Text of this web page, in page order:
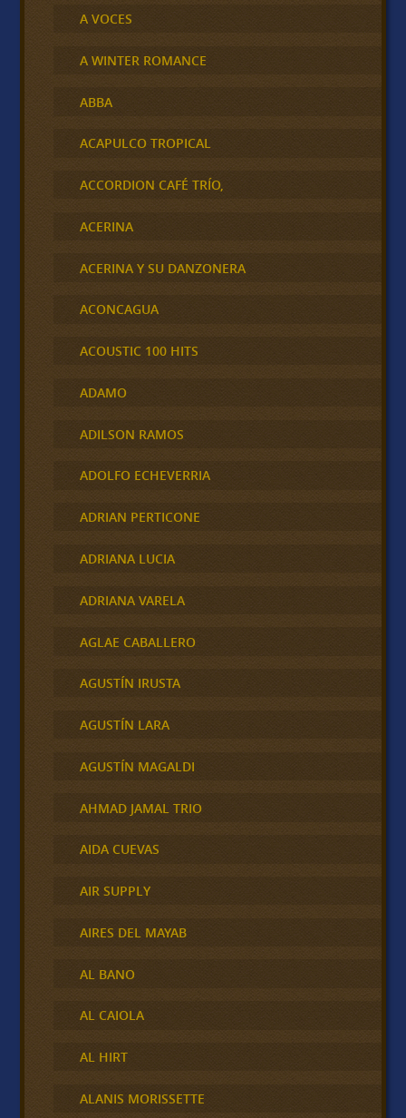
A VOCES
A WINTER ROMANCE
ABBA
ACAPULCO TROPICAL
ACCORDION CAFÉ TRÍO,
ACERINA
ACERINA Y SU DANZONERA
ACONCAGUA
ACOUSTIC 100 HITS
ADAMO
ADILSON RAMOS
ADOLFO ECHEVERRIA
ADRIAN PERTICONE
ADRIANA LUCIA
ADRIANA VARELA
AGLAE CABALLERO
AGUSTÍN IRUSTA
AGUSTÍN LARA
AGUSTÍN MAGALDI
AHMAD JAMAL TRIO
AIDA CUEVAS
AIR SUPPLY
AIRES DEL MAYAB
AL BANO
AL CAIOLA
AL HIRT
ALANIS MORISSETTE